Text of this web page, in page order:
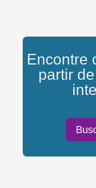
Encontre
partir